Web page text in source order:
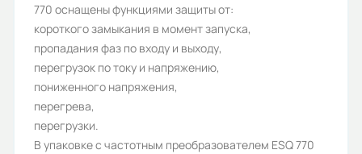
3
Срок службы, лет:
10
Габариты (ШхВхГ, м):
0.27x0.256x0.44
770 оснащены функциями защиты от:
короткого замыкания в момент запуска,
пропадания фаз по входу и выходу,
перегрузок по току и напряжению,
пониженного напряжения,
перегрева,
перегрузки.
В упаковке с частотным преобразователем ESQ 770